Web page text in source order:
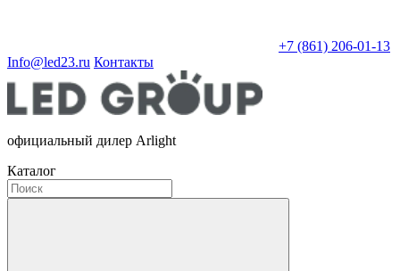
+7 (861) 206-01-13
Info@led23.ru Контакты
официальный дилер Arlight
Каталог